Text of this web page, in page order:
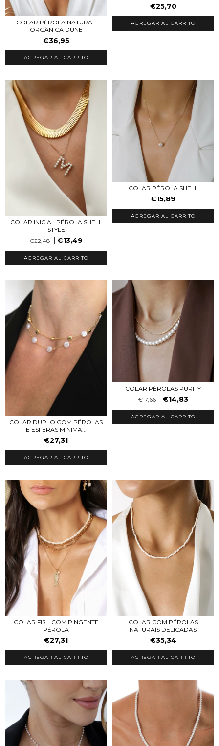
COLAR PÉROLA NATURAL
ORGÂNICA DUNE
€36,95
€25,70
AGREGAR AL CARRITO
COLAR INICIAL PÉROLA SHELL
STYLE
€22,48
€13,49
AGREGAR AL CARRITO
COLAR PÉROLA SHELL
€15,89
COLAR DUPLO COM PÉROLAS
E ESFERAS MINIMA...
€27,31
AGREGAR AL CARRITO
COLAR PÉROLAS PURITY
€17,66
€14,83
COLAR FISH COM PINGENTE
PÉROLA
€27,31
COLAR COM PÉROLAS
NATURAIS DELICADAS
€35,34